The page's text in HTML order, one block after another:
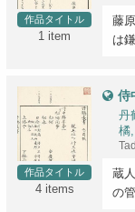
作品タイトル
1 item
藤
は
作品タイトル
4 items
侍
丹
橘
蔵
の